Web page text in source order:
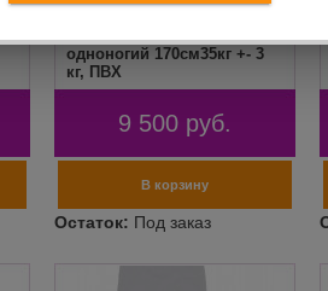
RuscoSport, NO-0622,
одноногий 170см35кг +- 3
кг, ПВХ
9 500 руб.